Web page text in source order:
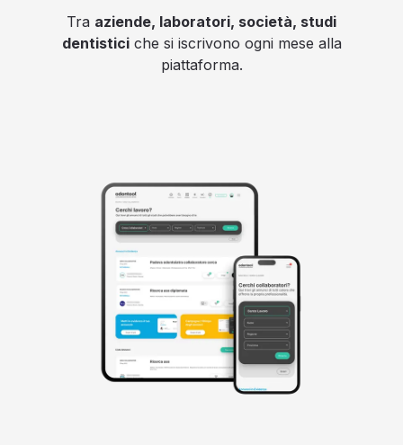
Tra aziende, laboratori, società, studi
dentisticiche si iscrivono ogni mese alla
piattaforma.